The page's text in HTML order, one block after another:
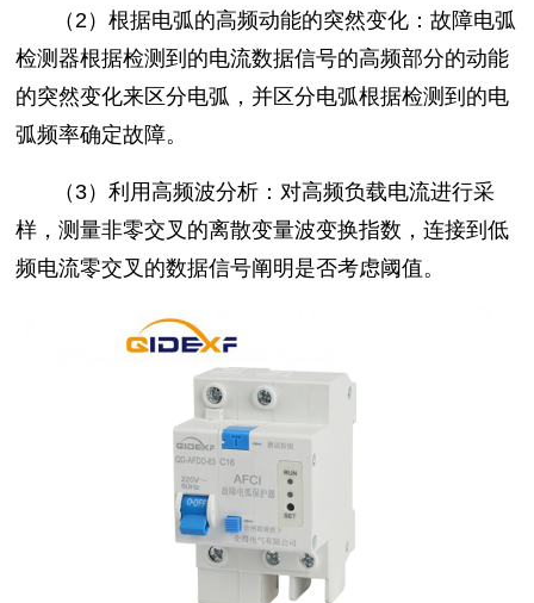
（2）根据电弧的高频动能的突然变化：故障电弧
检测器根据检测到的电流数据信号的高频部分的动能
的突然变化来区分电弧，并区分电弧根据检测到的电
弧频率确定故障。
（3）利用高频波分析：对高频负载电流进行采
样，测量非零交叉的离散变量波变换指数，连接到低
频电流零交叉的数据信号阐明是否考虑阈值。